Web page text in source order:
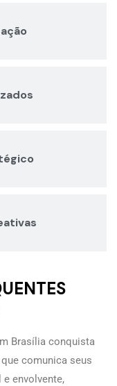
Brasília conquista
comunica seus
envolvente,